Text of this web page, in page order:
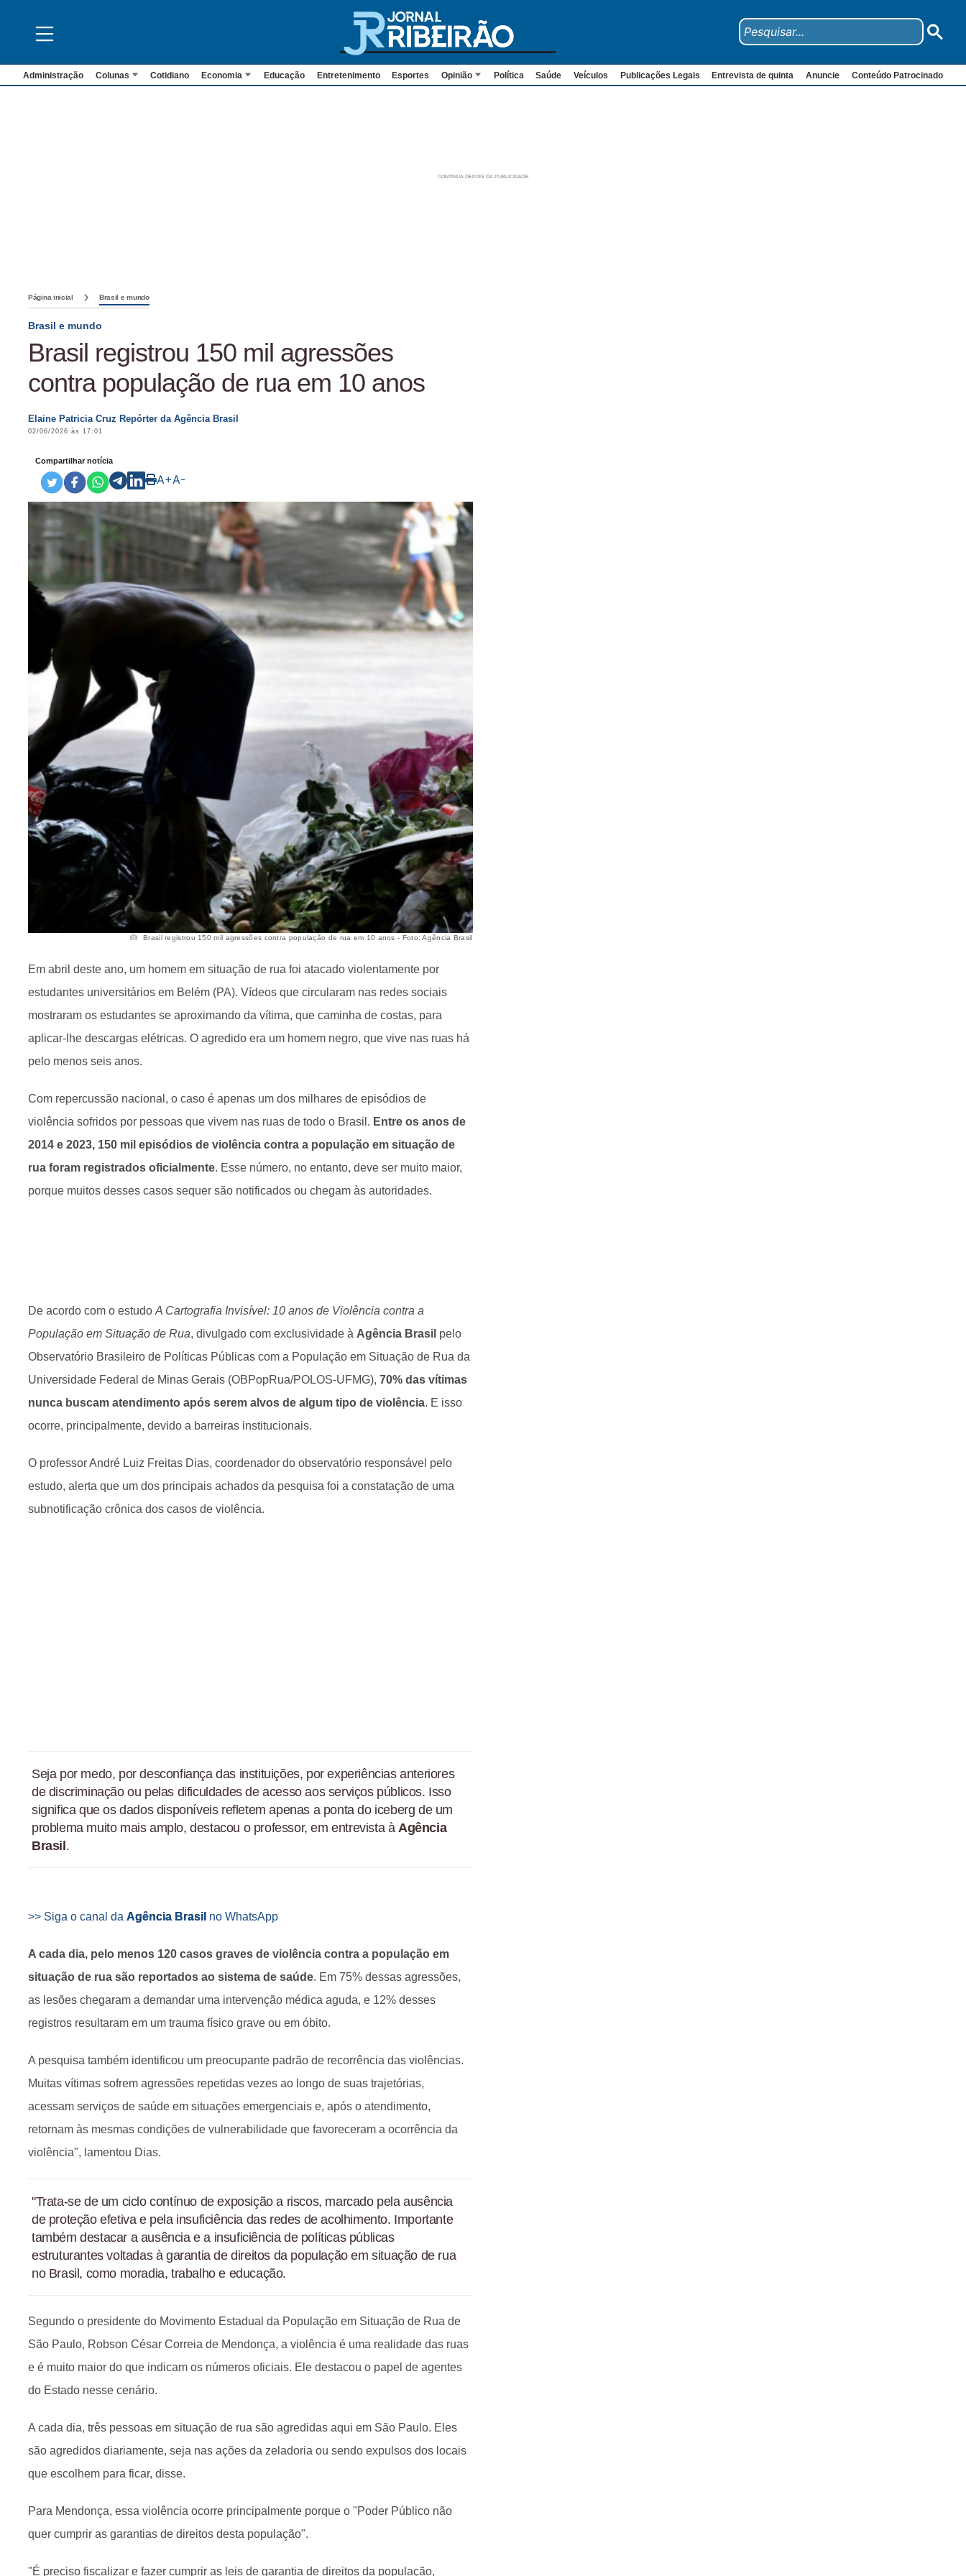
Administração Colunas Cotidiano Economia Educação Entretenimento Esportes Opinião Política Saúde Veículos Publicações Legais Entrevista de quinta Anuncie Conteúdo Patrocinado
Página inicial Brasil e mundo
Brasil e mundo
Brasil registrou 150 mil agressões
contra população de rua em 10 anos
Elaine Patricia Cruz Repórter da Agência Brasil
02/06/2026 às 17:01
Compartilhar notícia
A+A-
Brasil registrou 150 mil agressões contra população de rua em 10 anos - Foto: Agência Brasil
Em abril deste ano, um homem em situação de rua foi atacado violentamente por
estudantes universitários em Belém (PA). Vídeos que circularam nas redes sociais
mostraram os estudantes se aproximando da vítima, que caminha de costas, para
aplicar-lhe descargas elétricas. O agredido era um homem negro, que vive nas ruas há
pelo menos seis anos.
Com repercussão nacional, o caso é apenas um dos milhares de episódios de
violência sofridos por pessoas que vivem nas ruas de todo o Brasil. Entre os anos de
2014 e 2023, 150 mil episódios de violência contra a população em situação de
rua foram registrados oficialmente. Esse número, no entanto, deve ser muito maior,
porque muitos desses casos sequer são notificados ou chegam às autoridades.
De acordo com o estudo A Cartografia Invisível: 10 anos de Violência contra a
População em Situação de Rua, divulgado com exclusividade à Agência Brasil pelo
Observatório Brasileiro de Políticas Públicas com a População em Situação de Rua da
Universidade Federal de Minas Gerais (OBPopRua/POLOS-UFMG), 70% das vítimas
nunca buscam atendimento após serem alvos de algum tipo de violência. E isso
ocorre, principalmente, devido a barreiras institucionais.
O professor André Luiz Freitas Dias, coordenador do observatório responsável pelo
estudo, alerta que um dos principais achados da pesquisa foi a constatação de uma
subnotificação crônica dos casos de violência.
Seja por medo, por desconfiança das instituições, por experiências anteriores
de discriminação ou pelas dificuldades de acesso aos serviços públicos. Isso
significa que os dados disponíveis refletem apenas a ponta do iceberg de um
problema muito mais amplo, destacou o professor, em entrevista àAgência
Brasil .
>> Siga o canal da Agência Brasil no WhatsApp
A cada dia, pelo menos 120 casos graves de violência contra a população em
situação de rua são reportados ao sistema de saúde. Em 75% dessas agressões,
as lesões chegaram a demandar uma intervenção médica aguda, e 12% desses
registros resultaram em um trauma físico grave ou em óbito.
A pesquisa também identificou um preocupante padrão de recorrência das violências.
Muitas vítimas sofrem agressões repetidas vezes ao longo de suas trajetórias,
acessam serviços de saúde em situações emergenciais e, após o atendimento,
retornam às mesmas condições de vulnerabilidade que favoreceram a ocorrência da
violência", lamentou Dias.
"Trata-se de um ciclo contínuo de exposição a riscos, marcado pela ausência
de proteção efetiva e pela insuficiência das redes de acolhimento. Importante
também destacar a ausência e a insuficiência de políticas públicas
estruturantes voltadas à garantia de direitos da população em situação de rua
no Brasil, como moradia, trabalho e educação.
Segundo o presidente do Movimento Estadual da População em Situação de Rua de
São Paulo, Robson César Correia de Mendonça, a violência é uma realidade das ruas
e é muito maior do que indicam os números oficiais. Ele destacou o papel de agentes
do Estado nesse cenário.
A cada dia, três pessoas em situação de rua são agredidas aqui em São Paulo. Eles
são agredidos diariamente, seja nas ações da zeladoria ou sendo expulsos dos locais
que escolhem para ficar, disse.
Para Mendonça, essa violência ocorre principalmente porque o "Poder Público não
quer cumprir as garantias de direitos desta população".
"É preciso fiscalizar e fazer cumprir as leis de garantia de direitos da população,